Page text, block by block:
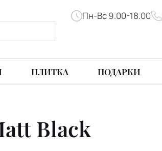
Пн-Вс 9.00-18.00
ПЛИТКА ПОДАРКИ
Black